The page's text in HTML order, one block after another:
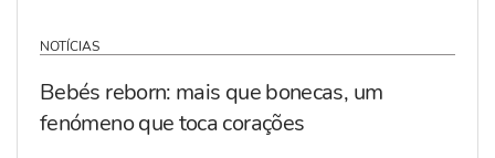
NOTÍCIAS
Bebés reborn: mais que bonecas, um
fenómeno que toca corações